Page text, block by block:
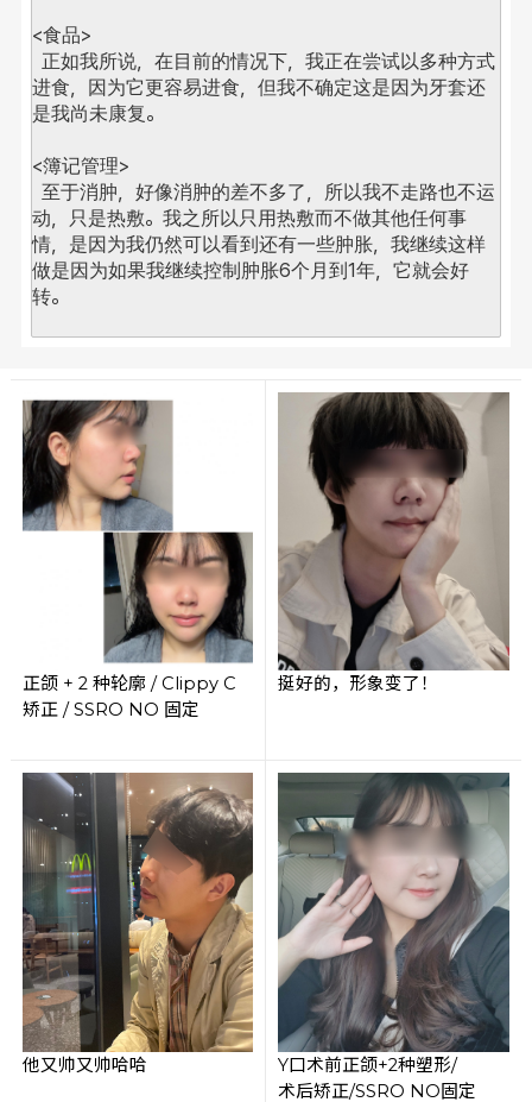
<食品>
正如我所说，在目前的情况下，我正在尝试以多种方式
进食，因为它更容易进食，但我不确定这是因为牙套还
是我尚未康复。
<簿记管理>
至于消肿，好像消肿的差不多了，所以我不走路也不运
动，只是热敷。我之所以只用热敷而不做其他任何事
情，是因为我仍然可以看到还有一些肿胀，我继续这样
做是因为如果我继续控制肿胀6个月到1年，它就会好
转。
正颌 + 2 种轮廓 / Clippy C
矫正 / SSRO NO 固定
挺好的，形象变了！
他又帅又帅哈哈
Y口术前正颌+2种塑形/
术后矫正/SSRO NO固定